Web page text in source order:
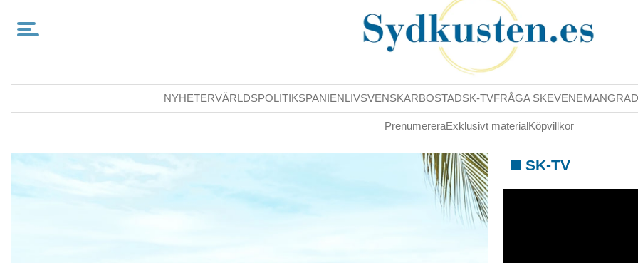
NYHETERVÄRLDSPOLITIKSPANIENLIVSVENSKARBOSTADSK-TVFRÅGA SKEVENEMANG
PrenumereraExklusivt materialKöpvillkor
SK-TV